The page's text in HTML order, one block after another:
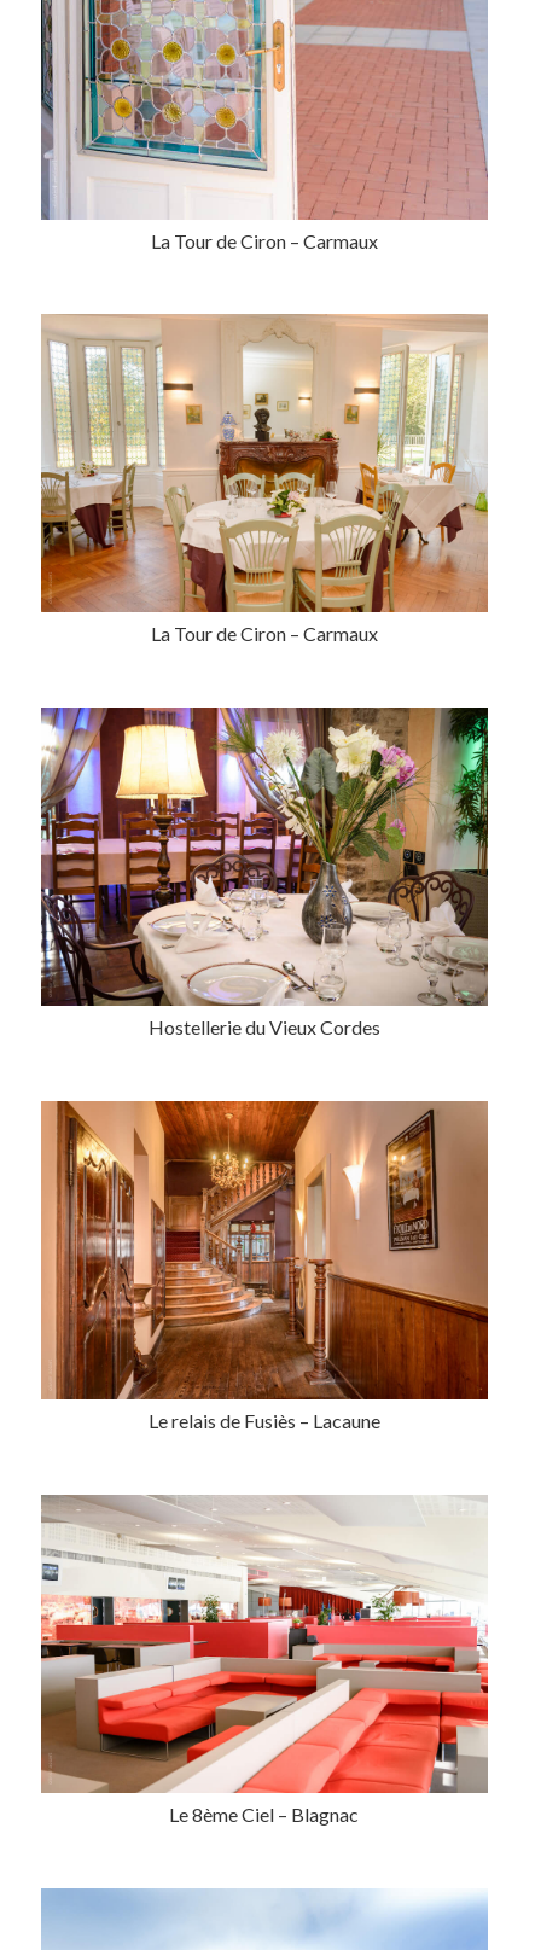
La Tour de Ciron – Carmaux
La Tour de Ciron – Carmaux
Hostellerie du Vieux Cordes
Le relais de Fusiès – Lacaune
Le 8ème Ciel – Blagnac